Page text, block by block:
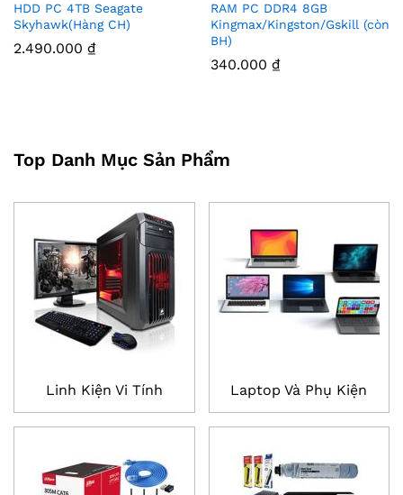
HDD PC 4TB Seagate
Skyhawk(Hàng CH)
2.490.000 ₫
RAM PC DDR4 8GB
Kingmax/Kingston/Gskill (còn
BH)
340.000 ₫
Top Danh Mục Sản Phẩm
Linh Kiện Vi Tính Laptop Và Phụ Kiện